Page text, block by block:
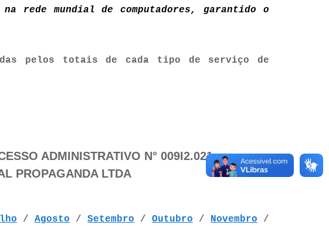
rede mundial de computadores, garantido o
pelos totais de cada tipo de serviço de
ADMINISTRATIVO N° 009I2.021 -
PROPAGANDA LTDA
/ Agosto / Setembro / Outubro / Novembro /